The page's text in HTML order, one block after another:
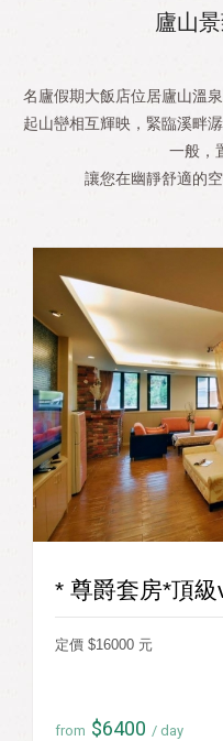
廬山
名廬假期大飯店位居廬山溫
起山巒相互輝映，緊臨溪畔
一般，
讓您在幽靜舒適的
* 尊爵套房*頂
定價 $16000 元
from $6400 / day